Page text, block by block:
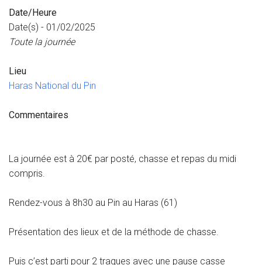
Date/Heure
Date(s) - 01/02/2025
Toute la journée
Lieu
Haras National du Pin
Commentaires
La journée est à 20€ par posté, chasse et repas du midi
compris.
Rendez-vous à 8h30 au Pin au Haras (61)
Présentation des lieux et de la méthode de chasse.
Puis c’est parti pour 2 traques avec une pause casse